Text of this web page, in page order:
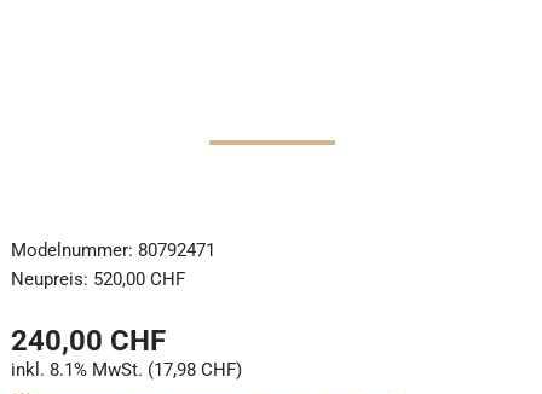
Modelnummer: 80792471
Neupreis: 520,00 CHF
240,00 CHF
inkl. 8.1% MwSt. (17,98 CHF)